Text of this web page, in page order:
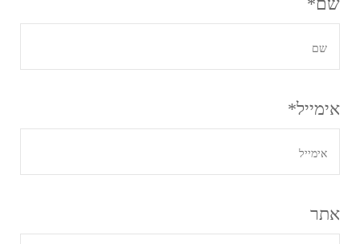
אימייל*
אתר